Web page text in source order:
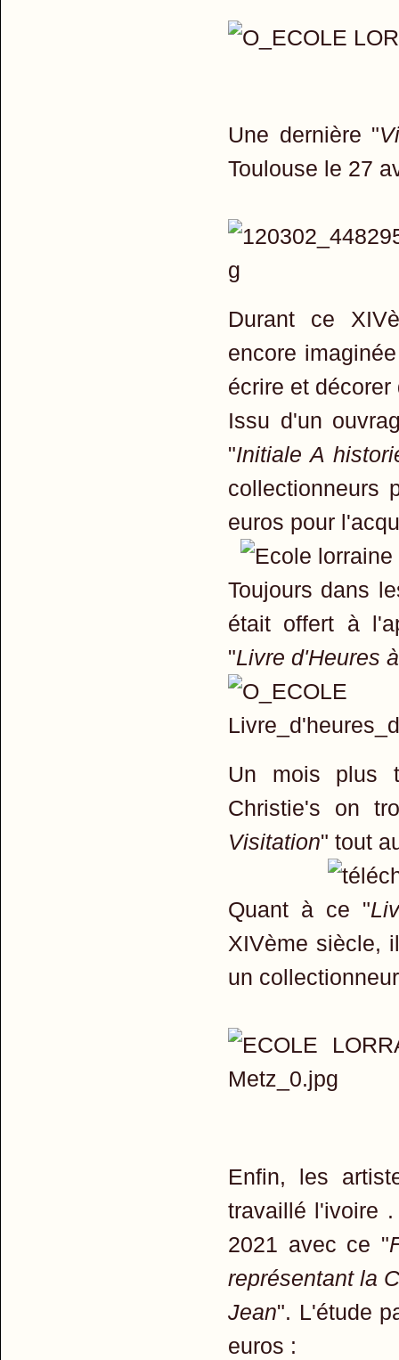
Une dernière "
Toulouse le 27
Durant ce
encore
écrire et
Issu d'un
"Initiale A
collectionneurs
euros pour
Toujours dans
était offert à
"Livre d'Heures
Un mois plus
Christie's on
Visitation" tout
Quant à ce "
XIVème siècle,
un
Enfin, les
travaillé l'ivoire
2021 avec ce "
représentant la
Jean". L'étude
euros :